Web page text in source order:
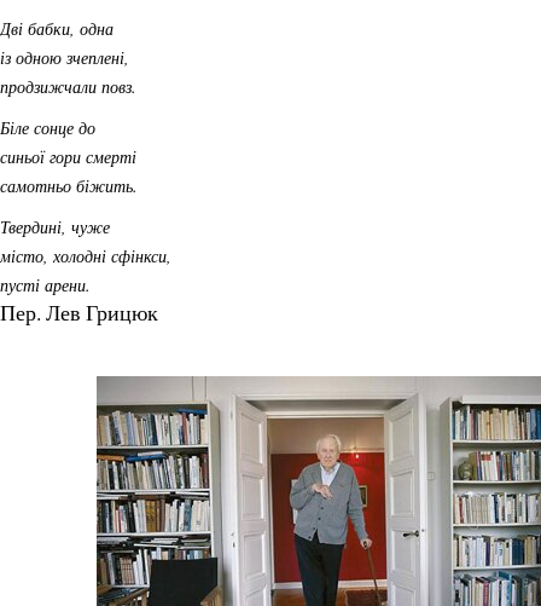
Дві бабки, одна
із одною зчеплені,
продзижчали повз.
Біле сонце до
синьої гори смерті
самотньо біжить.
Твердині, чуже
місто, холодні сфінкси,
пусті арени.
Пер. Лев Грицюк